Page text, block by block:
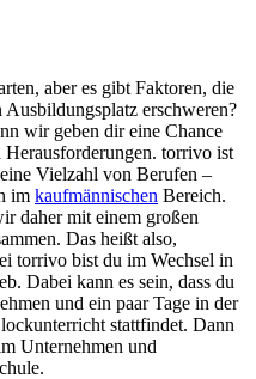
aber es gibt Faktoren, die
Ausbildungsplatz erschweren?
wir geben dir eine Chance
torrivo ist
Vielzahl von Berufen –
im kaufmännischen Bereich.
daher mit einem großen
Das heißt also,
torrivo bist du im Wechsel in
Dabei kann es sein, dass du
und ein paar Tage in der
stattfindet. Dann
Unternehmen und